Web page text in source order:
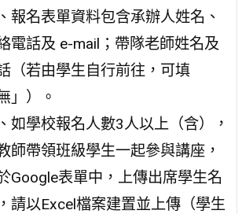
報名表單資料包含承辦人姓名、
電話及 e-mail；帶隊老師姓名及
（若由學生自行前往，可填
」）。
如學校報名人數3人以上（含），
師帶領班級學生一起參與講座，
Google表單中，上傳出席學生名
請以Excel檔案建置並上傳（學生